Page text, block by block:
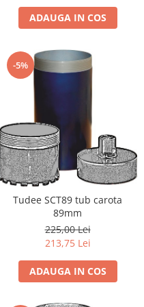
ADAUGA IN COS
-5%
Tudee SCT89 tub carota
89mm
225,00 Lei
213,75 Lei
ADAUGA IN COS